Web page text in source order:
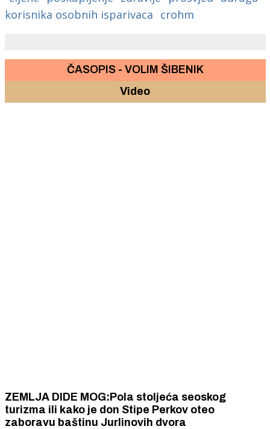
korisnika osobnih isparivaca crohm
ČASOPIS - VOLIM ŠIBENIK
Video
ZEMLJA DIDE MOG:Pola stoljeća seoskog
turizma ili kako je don Stipe Perkov oteo
zaboravu baštinu Jurlinovih dvora